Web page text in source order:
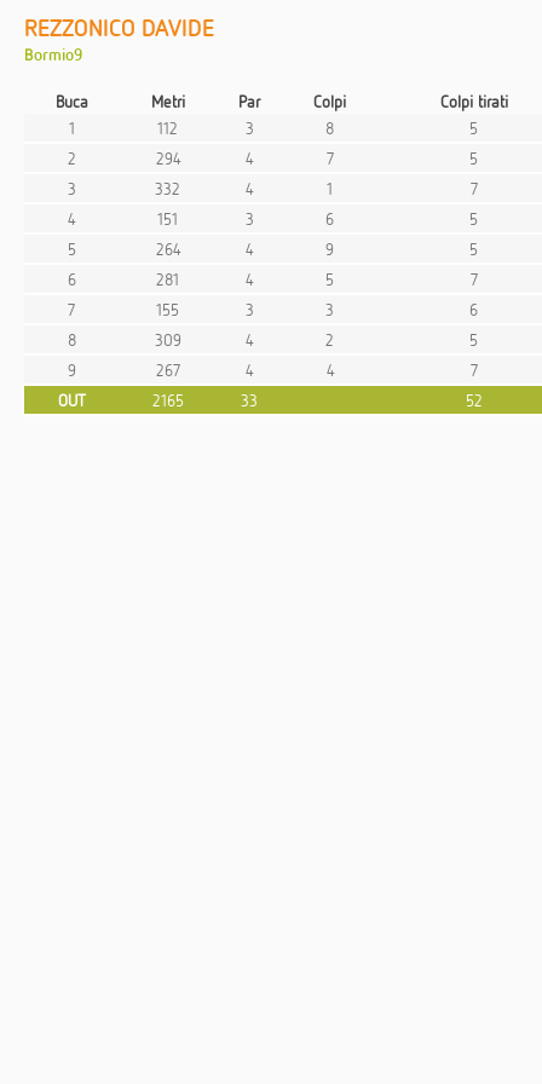
REZZONICO DAVIDE
Bormio9
Buca Metri Par Colpi
Colpi tirati
1
112 3 8
5
2
294 4 7
5
3
332 4 1
7
4
151 3 6
5
5
264 4 9
5
6
281 4 5
7
7
155 3 3
6
8
309 4 2
5
9
267 4 4
7
OUT
2165 33 52